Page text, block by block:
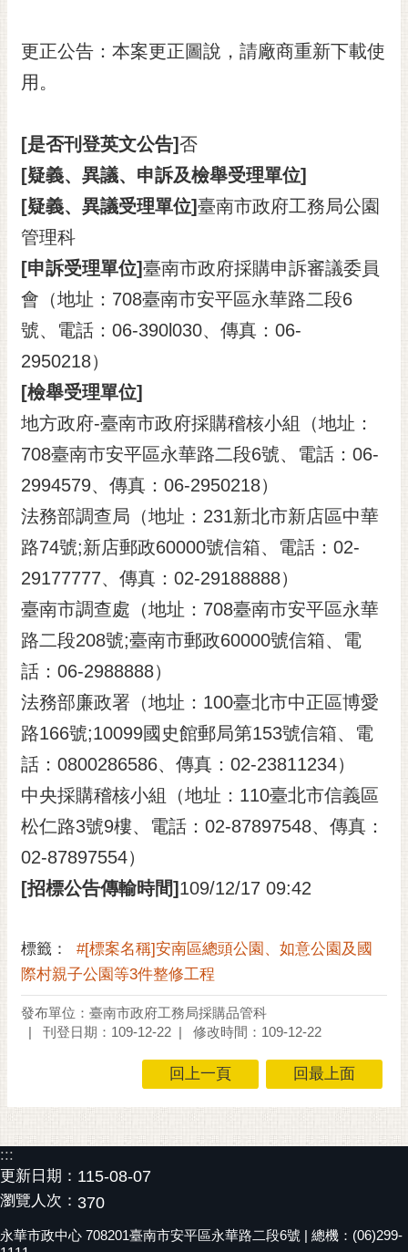
更正公告：本案更正圖說，請廠商重新下載使
用。
[是否刊登英文公告]否
[疑義、異議、申訴及檢舉受理單位]
[疑義、異議受理單位]臺南市政府工務局公園
管理科
[申訴受理單位]臺南市政府採購申訴審議委員
會（地址：708臺南市安平區永華路二段6
號、電話：06-390l030、傳真：06-
2950218）
[檢舉受理單位]
地方政府-臺南市政府採購稽核小組（地址：
708臺南市安平區永華路二段6號、電話：06-
2994579、傳真：06-2950218）
法務部調查局（地址：231新北市新店區中華
路74號;新店郵政60000號信箱、電話：02-
29177777、傳真：02-29188888）
臺南市調查處（地址：708臺南市安平區永華
路二段208號;臺南市郵政60000號信箱、電
話：06-2988888）
法務部廉政署（地址：100臺北市中正區博愛
路166號;10099國史館郵局第153號信箱、電
話：0800286586、傳真：02-23811234）
中央採購稽核小組（地址：110臺北市信義區
松仁路3號9樓、電話：02-87897548、傳真：
02-87897554）
[招標公告傳輸時間] 109/12/17 09:42
標籤：
#[標案名稱]安南區總頭公園、如意公園及國
際村親子公園等3件整修工程
發布單位：臺南市政府工務局採購品管科
刊登日期：109-12-22
修改時間：109-12-22
回上一頁 回最上面
:::
更新日期： 115-08-07
瀏覽人次： 370
永華市政中心 708201臺南市安平區永華路二段6號 | 總機：(06)299-